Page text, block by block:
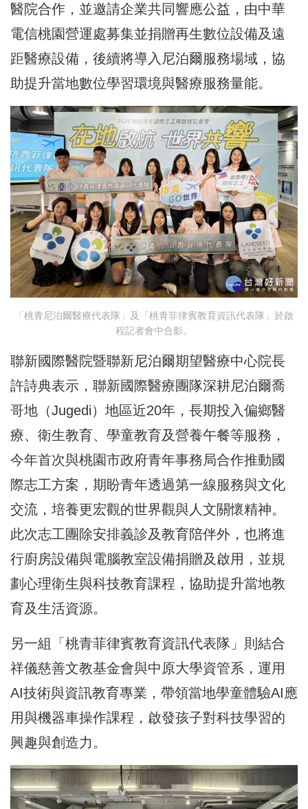
醫院合作，並邀請企業共同響應公益，由中華
電信桃園營運處募集並捐贈再生數位設備及遠
距醫療設備，後續將導入尼泊爾服務場域，協
助提升當地數位學習環境與醫療服務量能。
「桃青尼泊爾醫療代表隊」及「桃青菲律賓教育資訊代表隊」於啟
程記者會中合影。
聯新國際醫院暨聯新尼泊爾期望醫療中心院長
許詩典表示，聯新國際醫療團隊深耕尼泊爾喬
哥地（Jugedi）地區近20年，長期投入偏鄉醫
療、衛生教育、學童教育及營養午餐等服務，
今年首次與桃園市政府青年事務局合作推動國
際志工方案，期盼青年透過第一線服務與文化
交流，培養更宏觀的世界觀與人文關懷精神。
此次志工團除安排義診及教育陪伴外，也將進
行廚房設備與電腦教室設備捐贈及啟用，並規
劃心理衛生與科技教育課程，協助提升當地教
育及生活資源。
另一組「桃青菲律賓教育資訊代表隊」則結合
祥儀慈善文教基金會與中原大學資管系，運用
AI技術與資訊教育專業，帶領當地學童體驗AI應
用與機器車操作課程，啟發孩子對科技學習的
興趣與創造力。